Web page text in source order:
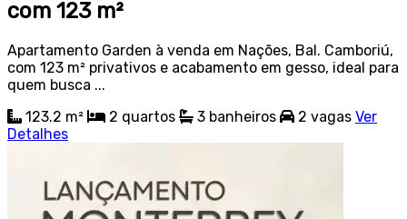
com 123 m²
Apartamento Garden à venda em Nações, Bal. Camboriú,
com 123 m² privativos e acabamento em gesso, ideal para
quem busca ...
123.2 m²
2 quartos 3 banheiros 2 vagas Ver
Detalhes